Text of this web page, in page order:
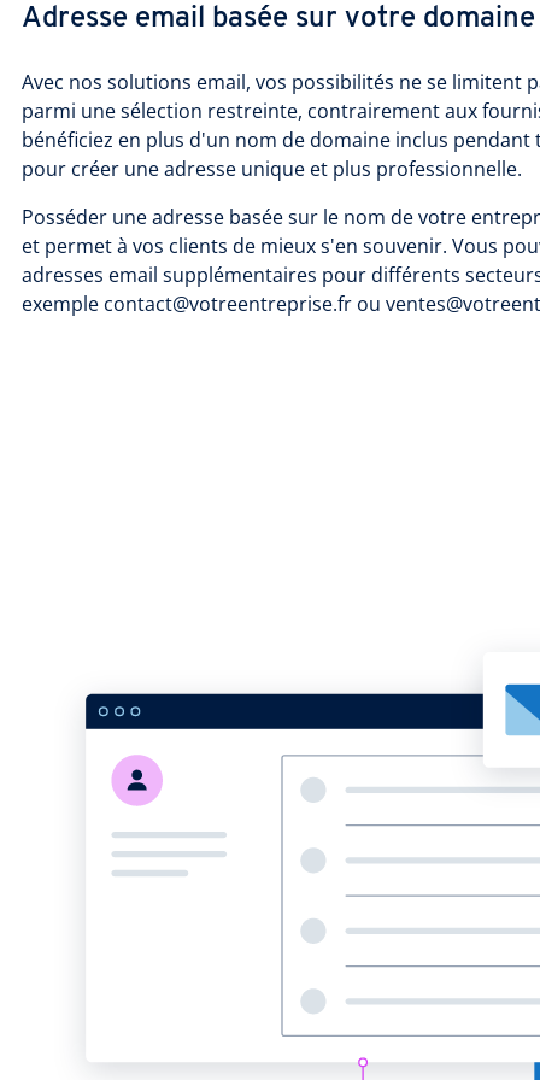
Adresse email basée sur votre domaine
Avec nos solutions email, vos possibilités ne se limitent
parmi une sélection restreinte, contrairement aux
bénéficiez en plus d'un nom de domaine inclus
pour créer une adresse unique et plus professionnelle.
Posséder une adresse basée sur le nom de votre
et permet à vos clients de mieux s'en souvenir. Vous
adresses email supplémentaires pour différents
exemple contact@votreentreprise.fr ou